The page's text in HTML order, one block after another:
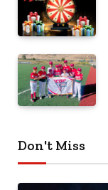
Don't Miss